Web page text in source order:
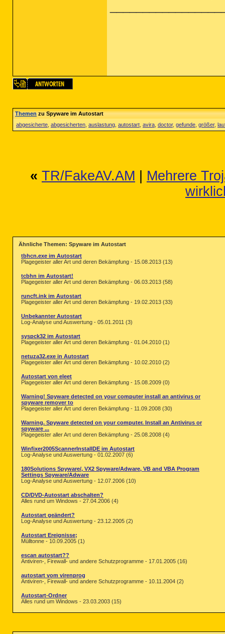
Themenzu Spyware im Autostart
abgesicherte abgesicherten auslastung autostart avira doctor, gefunde größer,
« TR/FakeAV.AM
Mehrere
Ähnliche Themen: Spyware im Autostart
tbhcn.exe im Autostart
Plagegeister aller Art und deren Bekämpfung - 15.08.2013 (13)
tcbhn im Autostart!
Plagegeister aller Art und deren Bekämpfung - 06.03.2013 (58)
runcft.ink im Autostart
Plagegeister aller Art und deren Bekämpfung - 19.02.2013 (33)
Unbekannter Autostart
Log-Analyse und Auswertung - 05.01.2011 (3)
syspck32 im Autostart
Plagegeister aller Art und deren Bekämpfung - 01.04.2010 (1)
netuza32.exe in Autostart
Plagegeister aller Art und deren Bekämpfung - 10.02.2010 (2)
Autostart von eleet
Plagegeister aller Art und deren Bekämpfung - 15.08.2009 (0)
Warning! Spyware detected on your computer install an antivirus or
spyware remover to
Plagegeister aller Art und deren Bekämpfung - 11.09.2008 (30)
Warning. Spyware detected on your computer. Install an Antivirus or
spyware ...
Plagegeister aller Art und deren Bekämpfung - 25.08.2008 (4)
Winfixer2005ScannerInstallDE im Autostart
Log-Analyse und Auswertung - 01.02.2007 (6)
180Solutions Spyware/, VX2 Spyware/Adware, VB and VBA Program
Settings Spyware/Adware
Log-Analyse und Auswertung - 12.07.2006 (10)
CD/DVD-Autostart abschalten?
Alles rund um Windows - 27.04.2006 (4)
Autostart geändert?
Log-Analyse und Auswertung - 23.12.2005 (2)
Autostart Ereignisse;
Mülltonne - 10.09.2005 (1)
escan autostart??
Antiviren-, Firewall- und andere Schutzprogramme - 17.01.2005 (16)
autostart vom virenprog
Antiviren-, Firewall- und andere Schutzprogramme - 10.11.2004 (2)
Autostart-Ordner
Alles rund um Windows - 23.03.2003 (15)